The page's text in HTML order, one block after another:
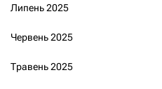
Липень 2025
Червень 2025
Травень 2025